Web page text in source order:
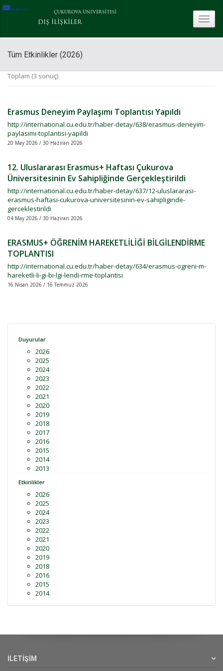
ÇUKUROVA ÜNİVERSİTESİ
DIŞ İLİŞKİLER
Tüm Etkinlikler (2026)
Toplam (3 sonuç)
Erasmus Deneyim Paylaşımı Toplantısı Yapıldı
http://international.cu.edu.tr/haber-detay/638/erasmus-deneyim-
paylasimi-toplantisi-yapildi
20 May 2026 / 30 Haziran 2026
12. Uluslararası Erasmus+ Haftası Çukurova
Üniversitesinin Ev Sahipliğinde Gerçekleştirildi
http://international.cu.edu.tr/haber-detay/637/12-uluslararasi-
erasmus-haftasi-cukurova-universitesinin-ev-sahipliginde-
gerceklestirildi
04 May 2026 / 30 Haziran 2026
ERASMUS+ ÖĞRENİM HAREKETLİLİĞİ BİLGİLENDİRME
TOPLANTISI
http://international.cu.edu.tr/haber-detay/634/erasmus-ogreni-m-
hareketli-li-gi-bi-lgi-lendi-rme-toplantisi
16 Nisan 2026 / 16 Temmuz 2026
Duyurular
2026
2025
2024
2023
2022
2021
2020
2019
2018
2017
2016
2015
2014
2013
Etkinlikler
2026
2025
2024
2023
2022
2021
2020
2019
2018
2016
2015
2014
İLETİŞİM